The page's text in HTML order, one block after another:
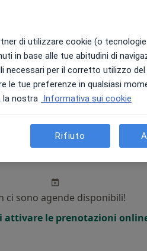
Domani
ci sono agende disponibili!
attivare le prenotazioni
di utilizzare cookie (o
in base alle tue abitudini di
necessari per il corretto utilizzo
le tue preferenze in qualsiasi
la nostra Informativa sui cookie
Rifiuto